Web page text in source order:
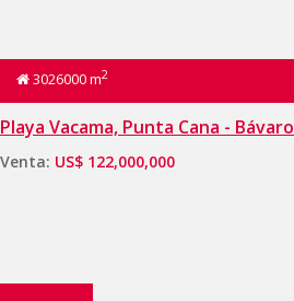
3026000 m2
Playa Vacama, Punta Cana - Bávaro
Venta: US$ 122,000,000